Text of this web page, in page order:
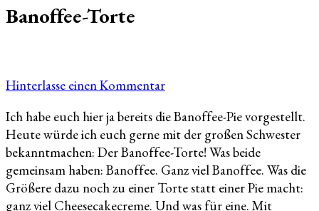
Banoffee-Torte
Hinterlasse einen Kommentarzu
Torte
Ich habe euch hier ja bereits die Banoffee-Pie vorgestellt.
Heute würde ich euch gerne mit der großen Schwester
bekanntmachen: Der Banoffee-Torte! Was beide
gemeinsam haben: Banoffee. Ganz viel Banoffee. Was die
Größere dazu noch zu einer Torte statt einer Pie macht:
ganz viel Cheesecakecreme. Und was für eine. Mit